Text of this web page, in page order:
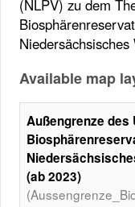
(NLPV) zu dem
Biosphärenreservat
Niedersächsisches
Available map
Außengrenze des
(ab 2023)